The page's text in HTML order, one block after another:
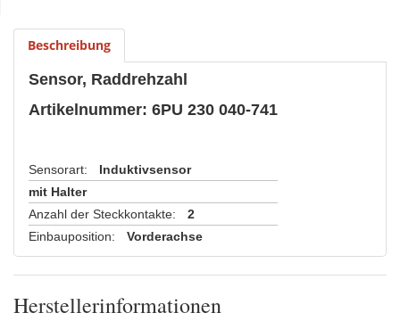
Beschreibung
Sensor, Raddrehzahl
Artikelnummer: 6PU 230 040-741
Sensorart:
Induktivsensor
mit Halter
Anzahl der Steckkontakte:
2
Einbauposition: Vorderachse
Herstellerinformationen